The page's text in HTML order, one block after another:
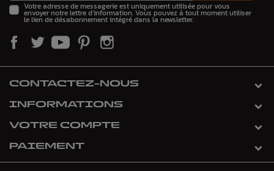
Votre adresse de messagerie est uniquement utilisée pour vous
envoyer notre lettre d'information. Vous pouvez à tout moment utiliser
le lien de désabonnement intégré dans la newsletter.
CONTACTEZ-NOUS
INFORMATIONS
VOTRE COMPTE
PAIEMENT